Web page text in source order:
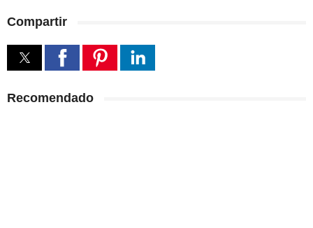
Compartir
Recomendado